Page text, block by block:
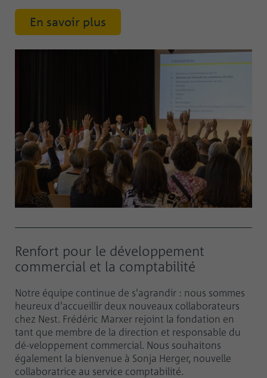
En savoir plus
Renfort pour le développement
commercial et la comptabilité
Notre équipe continue de s'agrandir : nous sommes
heureux d'accueillir deux nouveaux collaborateurs
chez Nest. Frédéric Marxer rejoint la fondation en
tant que membre de la direction et responsable du
dé-veloppement commercial. Nous souhaitons
également la bienvenue à Sonja Herger, nouvelle
collaboratrice au service comptabilité.